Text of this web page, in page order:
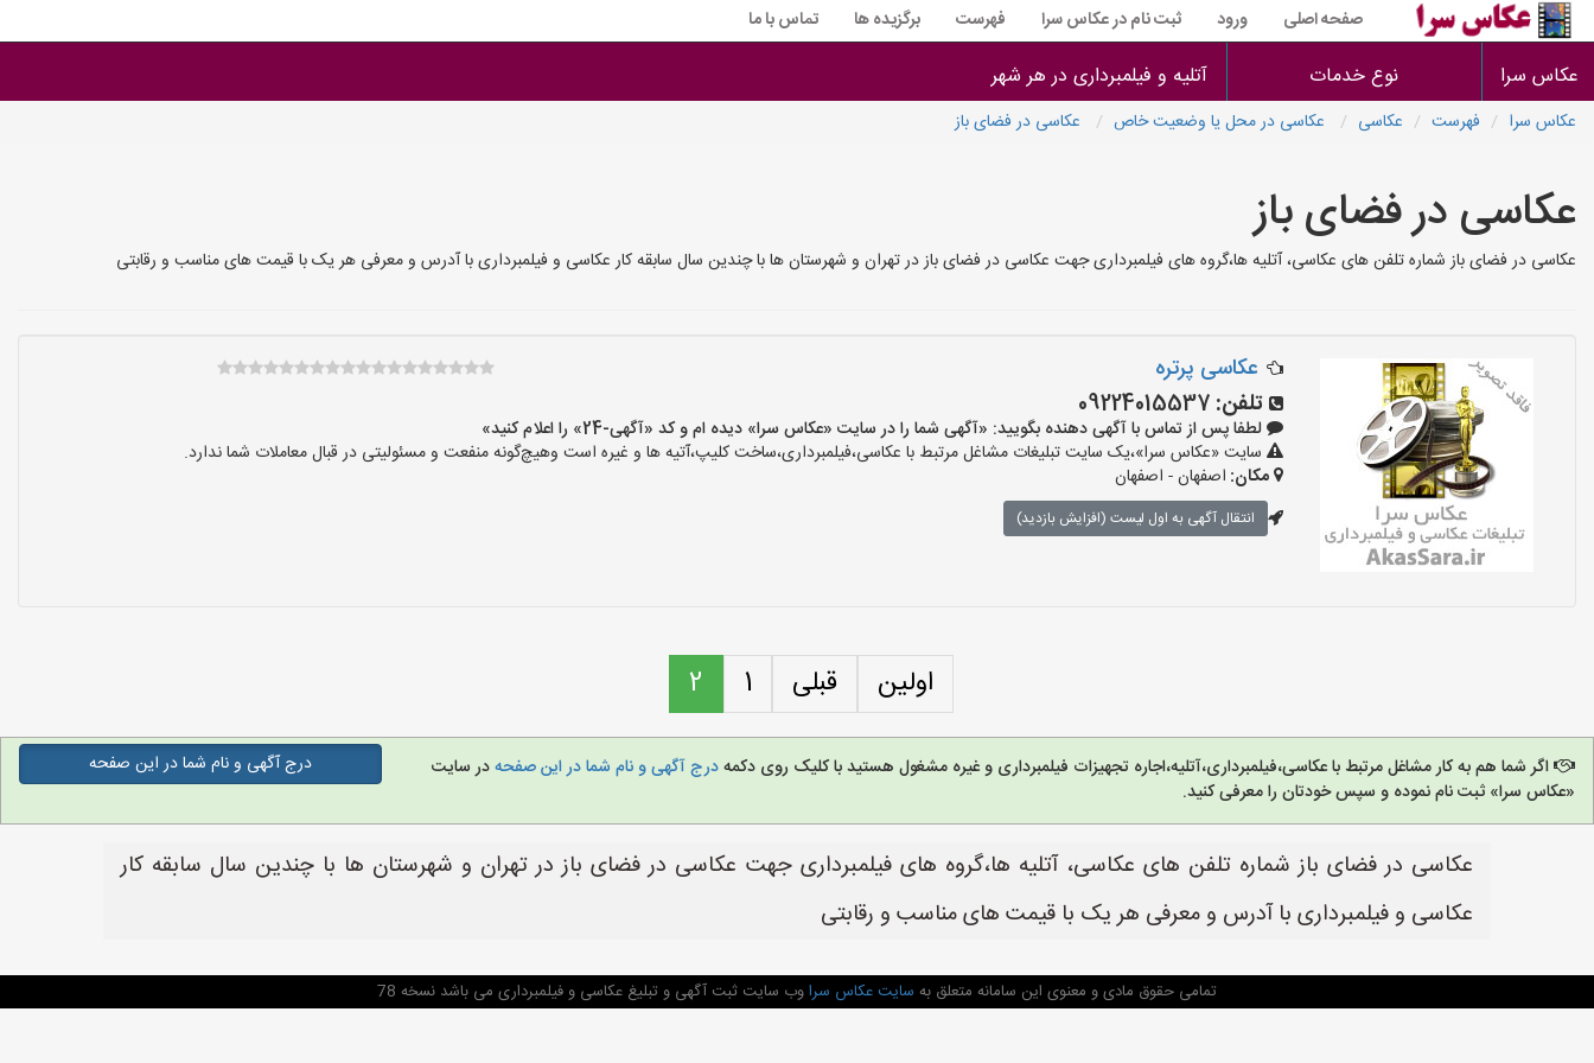
صفحه اصلی ورود ثبت نام در عکاس سرا فهرست برگزیده ها تماس با ما
عکاس سرا نوع خدمات آتلیه و فیلمبرداری در هر شهر
عکاس سرا فهرست عکاسی عکاسی در محل یا وضعیت خاص عکاسی در فضای باز
عکاسی در فضای باز
عکاسی در فضای باز شماره تلفن های عکاسی، آتلیه ها،گروه های فیلمبرداری جهت عکاسی در فضای باز در تهران و شهرستان ها با چندین سال سابقه کار عکاسی و فیلمبرداری با آدرس و معرفی هر یک با قیمت های مناسب و رقابتی
عکاسی پرتره
تلفن: 09224015537
لطفا پس از تماس با آگهی دهنده بگویید: «آگهی شما را در سایت «عکاس سرا» دیده ام و کد «آگهی-24» را اعلام کنید»
سایت «عکاس سرا»،یک سایت تبلیغات مشاغل مرتبط با عکاسی،فیلمبرداری،ساخت کلیپ،آتیه ها و غیره است وهیچ‌گونه منفعت و مسئولیتی در قبال معاملات شما ندارد.
مکان: اصفهان - اصفهان
انتقال آگهی به اول لیست (افزایش بازدید)
اولین قبلی 1
2
اگر شما هم به کار مشاغل مرتبط با عکاسی،فیلمبرداری،آتلیه،اجاره تجهیزات فیلمبرداری و غیره مشغول هستید با کلیک روی دکمهدرج آگهی و نام شما در این صفحهدر سایت
«عکاس سرا» ثبت نام نموده و سپس خودتان را معرفی کنید.
درج آگهی و نام شما در این صفحه
عکاسی در فضای باز شماره تلفن های عکاسی، آتلیه ها،گروه های فیلمبرداری جهت عکاسی در فضای باز در تهران و شهرستان ها با چندین سال سابقه کار
عکاسی و فیلمبرداری با آدرس و معرفی هر یک با قیمت های مناسب و رقابتی
تمامی حقوق مادی و معنوی این سامانه متعلق به سایت عکاس سراوب سایت ثبت آگهی و تبلیغ عکاسی و فیلمبرداری می باشد نسخه 78